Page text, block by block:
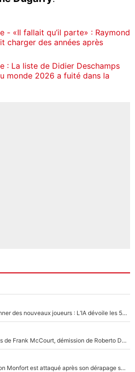
- «Il fallait qu’il parte» : Raymond
charger des années après
: La liste de Didier Deschamps
monde 2026 a fuité dans la
Zinédine Zidane va sélectionner des nouveaux joueurs : L’IA dévoile les 5 cracks qui pourraient rapidement le rejoindre en équipe de France !
Trahison de Longoria, secrets de Frank McCourt, démission de Roberto De Zerbi : Medhi Benatia se lâche sur son départ de l'OM et fait d'importantes révélations
Incendies en Gironde - Nelson Monfort est attaqué après son dérapage sur CNews : «Et lui, il prend combien pour parler dans un studio climatisé?»